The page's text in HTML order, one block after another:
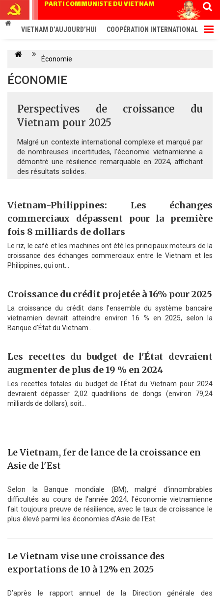
PARTI COMMUNISTE DU VIETNAM
VIETNAM D’AUJOURD’HUI COOPÉRATION INTERNATIONALE
Économie
ÉCONOMIE
Perspectives de croissance du
Vietnam pour 2025
Malgré un contexte international complexe et marqué par
de nombreuses incertitudes, l'économie vietnamienne a
démontré une résilience remarquable en 2024, affichant
des résultats solides.
Vietnam-Philippines: Les échanges
commerciaux dépassent pour la première
fois 8 milliards de dollars
Le riz, le café et les machines ont été les principaux moteurs de la
croissance des échanges commerciaux entre le Vietnam et les
Philippines, qui ont...
Croissance du crédit projetée à 16% pour 2025
La croissance du crédit dans l'ensemble du système bancaire
vietnamien devrait atteindre environ 16 % en 2025, selon la
Banque d'État du Vietnam...
Les recettes du budget de l'État devraient
augmenter de plus de 19 % en 2024
Les recettes totales du budget de l'État du Vietnam pour 2024
devraient dépasser 2,02 quadrillions de dongs (environ 79,24
milliards de dollars), soit...
Le Vietnam, fer de lance de la croissance en
Asie de l'Est
Selon la Banque mondiale (BM), malgré d'innombrables
difficultés au cours de l'année 2024, l'économie vietnamienne
fait toujours preuve de résilience, avec le taux de croissance le
plus élevé parmi les économies d'Asie de l'Est.
Le Vietnam vise une croissance des
exportations de 10 à 12% en 2025
D’après le rapport annuel de la Direction générale des